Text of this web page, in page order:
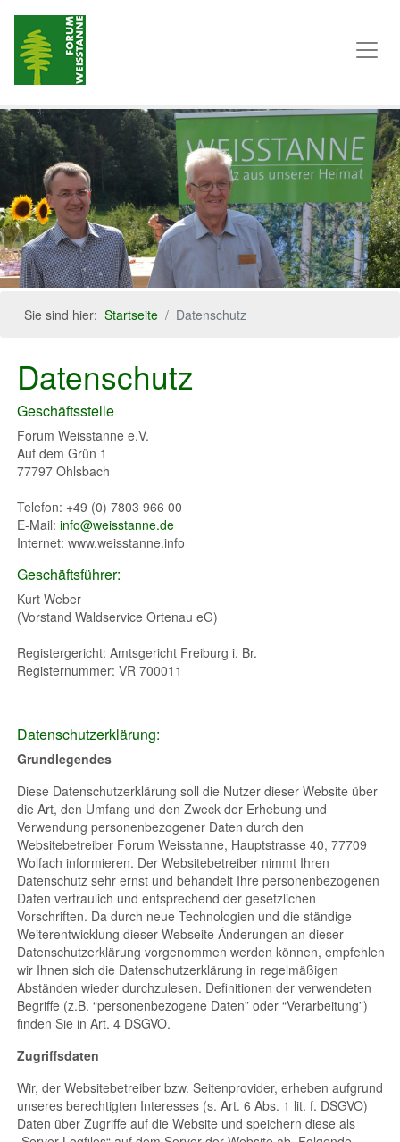
Sie sind hier:Startseite Datenschutz
Datenschutz
Geschäftsstelle
Forum Weisstanne e.V.
Auf dem Grün 1
77797 Ohlsbach
Telefon: +49 (0) 7803 966 00
E-Mail:info@weisstanne.de
Internet: www.weisstanne.info
Geschäftsführer:
Kurt Weber
(Vorstand Waldservice Ortenau eG)
Registergericht: Amtsgericht Freiburg i. Br.
Registernummer: VR 700011
Datenschutzerklärung:
Grundlegendes
Diese Datenschutzerklärung soll die Nutzer dieser Website über
die Art, den Umfang und den Zweck der Erhebung und
Verwendung personenbezogener Daten durch den
Websitebetreiber Forum Weisstanne, Hauptstrasse 40, 77709
Wolfach informieren. Der Websitebetreiber nimmt Ihren
Datenschutz sehr ernst und behandelt Ihre personenbezogenen
Daten vertraulich und entsprechend der gesetzlichen
Vorschriften. Da durch neue Technologien und die ständige
Weiterentwicklung dieser Webseite Änderungen an dieser
Datenschutzerklärung vorgenommen werden können, empfehlen
wir Ihnen sich die Datenschutzerklärung in regelmäßigen
Abständen wieder durchzulesen. Definitionen der verwendeten
Begriffe (z.B. “personenbezogene Daten” oder “Verarbeitung”)
finden Sie in Art. 4 DSGVO.
Zugriffsdaten
Wir, der Websitebetreiber bzw. Seitenprovider, erheben aufgrund
unseres berechtigten Interesses (s. Art. 6 Abs. 1 lit. f. DSGVO)
Daten über Zugriffe auf die Website und speichern diese als